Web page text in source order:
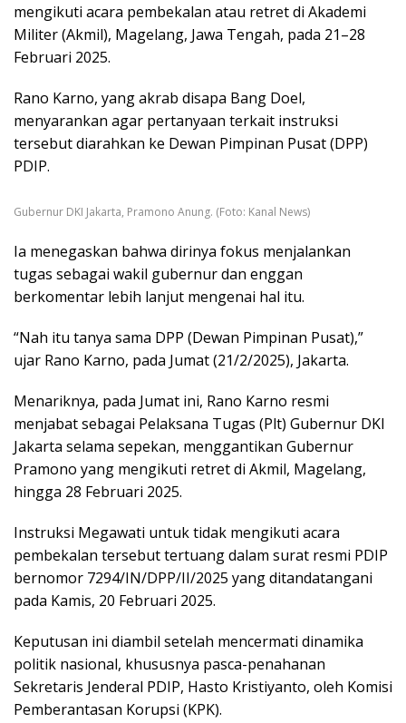
mengikuti acara pembekalan atau retret di Akademi
Militer (Akmil), Magelang, Jawa Tengah, pada 21–28
Februari 2025.
Rano Karno, yang akrab disapa Bang Doel,
menyarankan agar pertanyaan terkait instruksi
tersebut diarahkan ke Dewan Pimpinan Pusat (DPP)
PDIP.
Gubernur DKI Jakarta, Pramono Anung. (Foto: Kanal News)
Ia menegaskan bahwa dirinya fokus menjalankan
tugas sebagai wakil gubernur dan enggan
berkomentar lebih lanjut mengenai hal itu.
“Nah itu tanya sama DPP (Dewan Pimpinan Pusat),”
ujar Rano Karno, pada Jumat (21/2/2025), Jakarta.
Menariknya, pada Jumat ini, Rano Karno resmi
menjabat sebagai Pelaksana Tugas (Plt) Gubernur DKI
Jakarta selama sepekan, menggantikan Gubernur
Pramono yang mengikuti retret di Akmil, Magelang,
hingga 28 Februari 2025.
Instruksi Megawati untuk tidak mengikuti acara
pembekalan tersebut tertuang dalam surat resmi PDIP
bernomor 7294/IN/DPP/II/2025 yang ditandatangani
pada Kamis, 20 Februari 2025.
Keputusan ini diambil setelah mencermati dinamika
politik nasional, khususnya pasca-penahanan
Sekretaris Jenderal PDIP, Hasto Kristiyanto, oleh Komisi
Pemberantasan Korupsi (KPK).